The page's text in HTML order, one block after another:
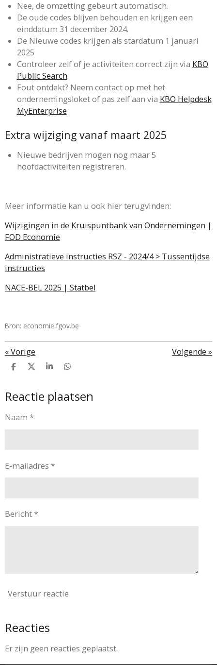
Nee, de omzetting gebeurt automatisch.
De oude codes blijven behouden en krijgen een
einddatum 31 december 2024.
De Nieuwe codes krijgen als stardatum 1 januari
2025
Controleer zelf of je activiteiten correct zijn via KBO
Public Search.
Fout ontdekt? Neem contact op met het
ondernemingsloket of pas zelf aan via KBO Helpdesk
MyEnterprise
Extra wijziging vanaf maart 2025
Nieuwe bedrijven mogen nog maar 5
hoofdactiviteiten registreren.
Meer informatie kan u ook hier terugvinden:
Wijzigingen in de Kruispuntbank van Ondernemingen |
FOD Economie
Administratieve instructies RSZ - 2024/4 > Tussentijdse
instructies
NACE-BEL 2025 | Statbel
Bron: economie.fgov.be
«Vorige Volgende »
D
e
n
D
l
S
r
e
D
e
n
Reactie plaatsen
Naam *
E-mailadres *
Bericht *
Verstuur reactie
Reacties
Er zijn geen reacties geplaatst.